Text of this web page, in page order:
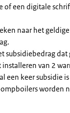
een digitale
naar het
subsidiebedrag
van 2
een keer subsidie
worden